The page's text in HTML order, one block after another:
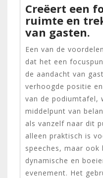
Creëert een
ruimte en
van gasten.
Een van de
dat het een
de aandacht van
verhoogde positie
van de podiumtafel,
middelpunt van
als vanzelf naar dit
alleen praktisch is
speeches, maar ook
dynamische en
evenement. Het